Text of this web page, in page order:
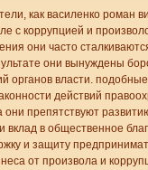
как василенко роман
с коррупцией и
они часто
они вынуждены
органов власти.
действий
они препятствуют
вклад в общественное
и защиту
от произвола и